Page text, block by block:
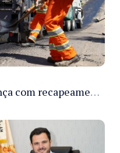
Prefeitura de Manaus avança com recapeamento no Parque Rio Solimões e cobre cerca de 30 ruas